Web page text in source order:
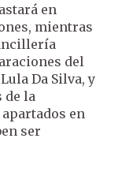
en
mientras
del
Da Silva, y
de la
en
ser